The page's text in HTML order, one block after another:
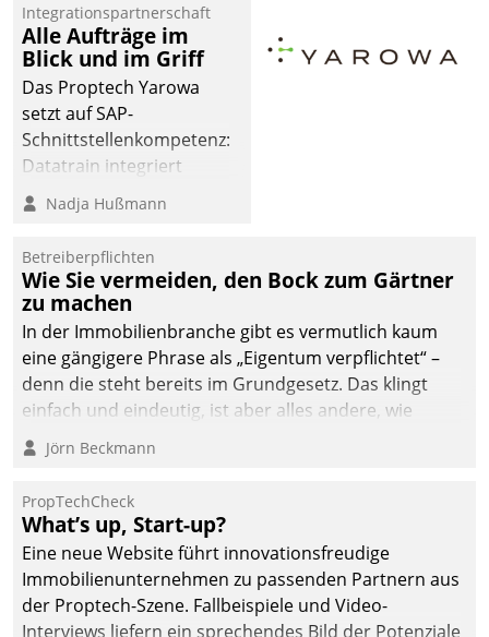
passende Fragen und
Schlagworte auswirft.
Eine intuitive
Dialogführung ermöglicht
dem externen
Serviceteam, Anrufe von
Mietenden zügiger und
effizienter zu bearbeiten.
Integrationspartnerschaft
Alle Aufträge im
Blick und im Griff
Das Proptech Yarowa
setzt auf SAP-
Schnittstellenkompetenz:
Datatrain integriert
Yarowas Portal zur
Vergabe und Verwaltung
operativen
Instandhaltung in die
SAP-Systemlandschaft
deutscher
Wohnungsunternehmen
– und beschleunigt damit
Mieteranliegen zum
Nadja Hußmann
Betreiberpflichten
Wie Sie vermeiden, den Bock zum Gärtner
zu machen
In der Immobilienbranche gibt es vermutlich kaum
eine gängigere Phrase als „Eigentum verpflichtet“ –
denn die steht bereits im Grundgesetz. Das klingt
einfach und eindeutig, ist aber alles andere, wie
Branchenbeschäftigte wissen. Denn mit der
Verantwortung folgen Verpflichtungen.
Jörn Beckmann
PropTechCheck
What’s up, Start-up?
Eine neue Website führt innovationsfreudige
Immobilienunternehmen zu passenden Partnern aus
der Proptech-Szene. Fallbeispiele und Video-
Interviews liefern ein sprechendes Bild der Potenziale